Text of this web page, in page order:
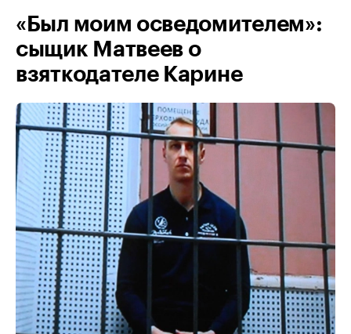
«Был моим осведомителем»:
сыщик Матвеев о
взяткодателе Карине